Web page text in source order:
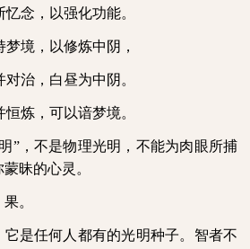
忆念，以强化功能。
梦境，以修炼中阴，
对治，白昼为中阴。
恒炼，可以谙梦境。
”，不是物理光明，不能为肉眼所捕
昧的心灵。
。
它是任何人都有的光明种子。智者不